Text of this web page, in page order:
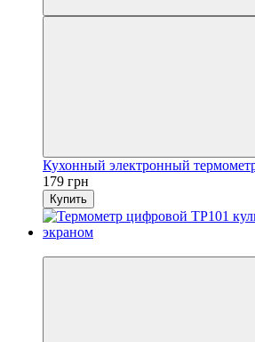
Кухонный электронный
179 грн
Купить